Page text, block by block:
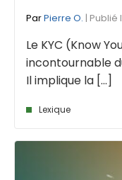
ParPierre O. | Publié
Le KYC (Know
incontournable
Il implique la [...]
Lexique